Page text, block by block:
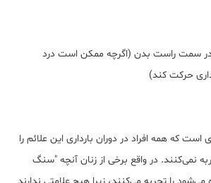
در سمت راست بدن (اگرچه ممکن است درد
حرکت کند)
که همه افراد در دوران بارداری این علائم را
نمی‌کنند. در واقع برخی از زنان آنچه "سنگ